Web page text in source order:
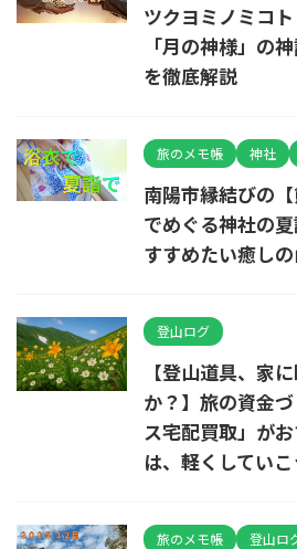
ツクヨミノミコ
「月の神様」の
を徹底解説
旅のメモ帳 神社
南陽市縁結びの
でめぐる神社の
すすめたい癒し
登山ログ
【登山道具、家
か？】旅の資金
ス宅配買取」が
は、軽くしていこ
旅のメモ帳 登山ロ